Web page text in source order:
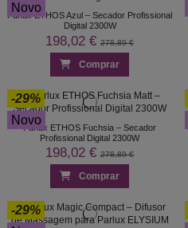
Novo
Parlux ETHOS Azul – Secador Profissional
Digital 2300W
198,02 € 278,89 €
Comprar
-29%
Novo
Parlux ETHOS Fuchsia – Secador
Profissional Digital 2300W
198,02 € 278,89 €
Comprar
-29%